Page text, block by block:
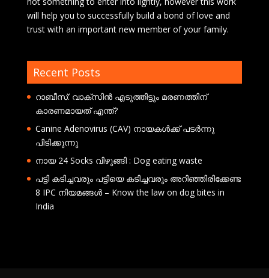
will help you to successfully build a bond of love and
trust with an important new member of your family.
Recent Posts
റാബീസ്: വാക്സിൻ എടുത്തിട്ടും മരണത്തിന്
കാരണമായത് എന്ത്?
Canine Adenovirus (CAV) നായകൾക്ക് പടർന്നു
പിടിക്കുന്നു
നായ 24 Socks വിഴുങ്ങി : Dog eating waste
പട്ടി കടിച്ചവരും പട്ടിയെ കടിച്ചവരും അറിഞ്ഞിരിക്കേണ്ട
8 IPC നിയമങ്ങൾ – Know the law on dog bites in
India